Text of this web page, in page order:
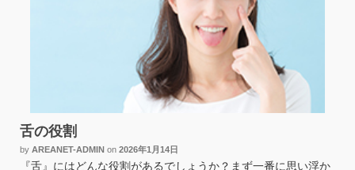
舌の役割
by AREANET-ADMIN on 2026年1月14日
『舌』にはどんな役割があるでしょうか？まず一番に思い浮か